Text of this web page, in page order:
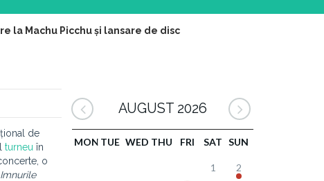
la Machu Picchu și lansare de disc
de
turneu în
o
Imnurile
AUGUST 2026
MON TUE WED THU FRI SAT SUN
1 2